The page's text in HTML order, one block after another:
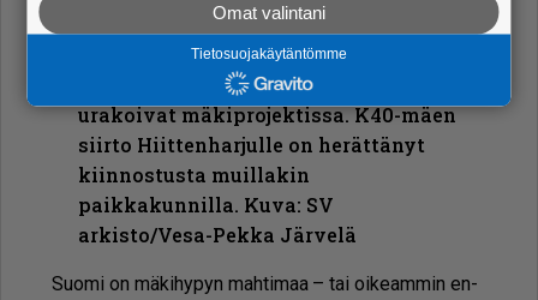
Juhani Huida ja Tatu Hannukainen
urakoivat mäkiprojektissa. K40-mäen
siirto Hiittenharjulle on herättänyt
kiinnostusta muillakin
paikkakunnilla. Kuva: SV
arkisto/Vesa-Pekka Järvelä
Suo­mi on mä­ki­hy­pyn mah­ti­maa – tai oi­ke­am­min en­
Omat valintani
Tietosuojakäytäntömme